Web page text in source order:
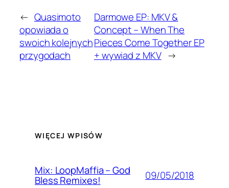
← Quasimoto
opowiada o
swoich kolejnych
przygodach
Darmowe EP: MKV &
Concept – When The
Pieces Come Together EP
+ wywiad z MKV →
WIĘCEJ WPISÓW
Mix: LoopMaffia – God
Bless Remixes! 09/05/2018